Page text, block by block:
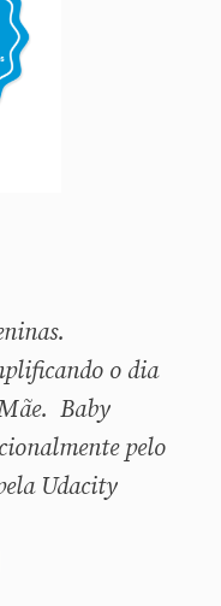
o dia
Baby
pelo
Udacity